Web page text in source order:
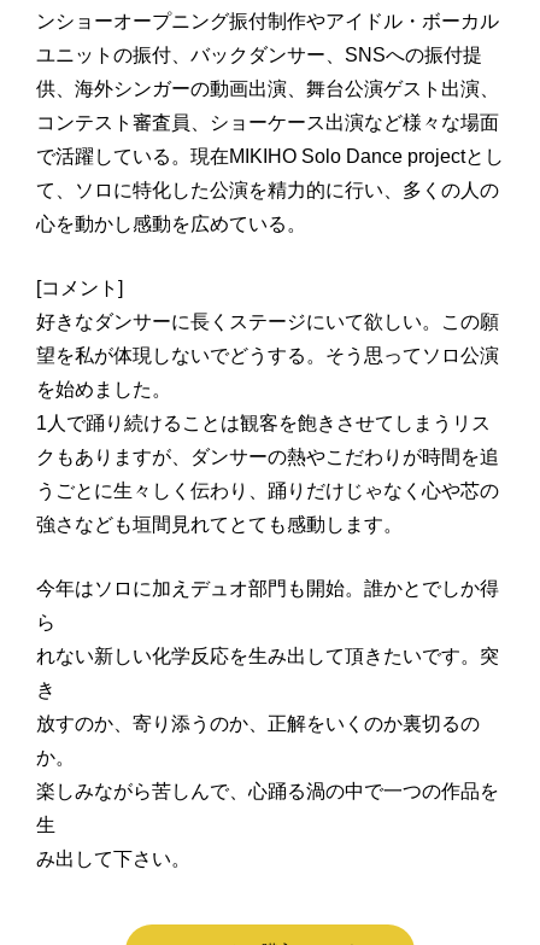
ンショーオープニング振付制作やアイドル・ボーカル
ユニットの振付、バックダンサー、SNSへの振付提
供、海外シンガーの動画出演、舞台公演ゲスト出演、
コンテスト審査員、ショーケース出演など様々な場面
で活躍している。現在MIKIHO Solo Dance projectとし
て、ソロに特化した公演を精力的に行い、多くの人の
心を動かし感動を広めている。
[コメント]
好きなダンサーに長くステージにいて欲しい。この願
望を私が体現しないでどうする。そう思ってソロ公演
を始めました。
1人で踊り続けることは観客を飽きさせてしまうリス
クもありますが、ダンサーの熱やこだわりが時間を追
うごとに生々しく伝わり、踊りだけじゃなく心や芯の
強さなども垣間見れてとても感動します。
今年はソロに加えデュオ部門も開始。誰かとでしか得
ら
れない新しい化学反応を生み出して頂きたいです。突
き
放すのか、寄り添うのか、正解をいくのか裏切るの
か。
楽しみながら苦しんで、心踊る渦の中で一つの作品を
生
み出して下さい。